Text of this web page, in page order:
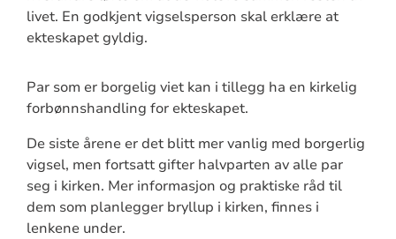
livet. En godkjent vigselsperson skal erklære at
ekteskapet gyldig.
Par som er borgelig viet kan i tillegg ha en kirkelig
forbønnshandling for ekteskapet.
De siste årene er det blitt mer vanlig med borgerlig
vigsel, men fortsatt gifter halvparten av alle par
seg i kirken. Mer informasjon og praktiske råd til
dem som planlegger bryllup i kirken, finnes i
lenkene under.